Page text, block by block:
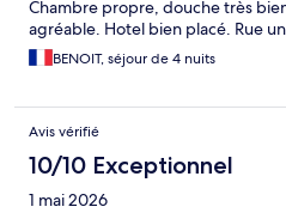
Chambre propre, douche très
agréable. Hotel bien placé. Rue
BENOIT, séjour de 4 nuits
Avis vérifié
10/10 Exceptionnel
1 mai 2026